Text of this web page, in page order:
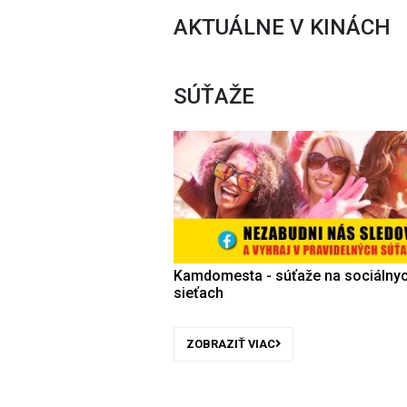
AKTUÁLNE V KINÁCH
SÚŤAŽE
Kamdomesta - súťaže na
sieťach
ZOBRAZIŤ VIAC